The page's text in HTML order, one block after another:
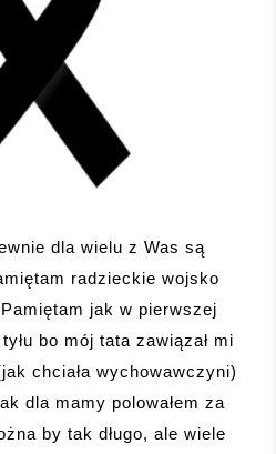
dla wielu z Was są
radzieckie wojsko
jak w pierwszej
bo mój tata zawiązał mi
chciała wychowawczyni)
dla mamy polowałem za
by tak długo, ale wiele